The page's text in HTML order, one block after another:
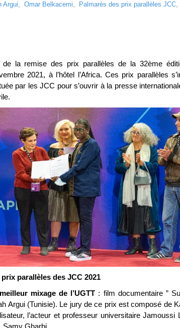
Argui, Omar Belkacemi, Palmarès des prix parallèles JCC,
de la remise des prix parallèles de la 32ème
2021, à l’hôtel l’Africa. Ces prix parallèles
par les JCC pour s’ouvrir à la presse
parallèles des JCC 2021
mixage de l’UGTT : film documentaire ”
Argui (Tunisie). Le jury de ce prix est composé de
l’acteur et professeur universitaire
Samy Gharbi.